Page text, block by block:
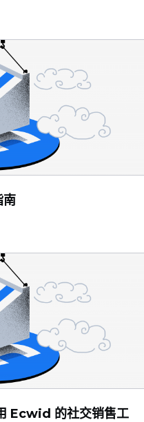
南
Ecwid 的社交销售工